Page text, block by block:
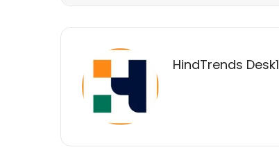
HindTrends Desk1